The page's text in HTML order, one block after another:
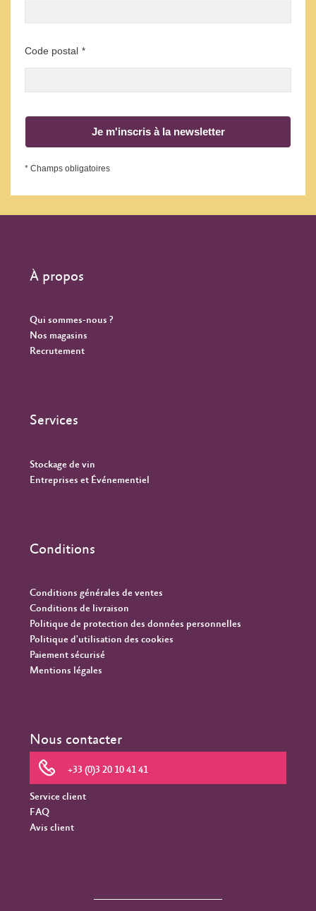
Code postal *
Je m'inscris à la newsletter
* Champs obligatoires
À propos
Qui sommes-nous ?
Nos magasins
Recrutement
Services
Stockage de vin
Entreprises et Événementiel
Conditions
Conditions générales de ventes
Conditions de livraison
Politique de protection des données personnelles
Politique d'utilisation des cookies
Paiement sécurisé
Mentions légales
Nous contacter
+33 (0)3 20 10 41 41
Service client
FAQ
Avis client